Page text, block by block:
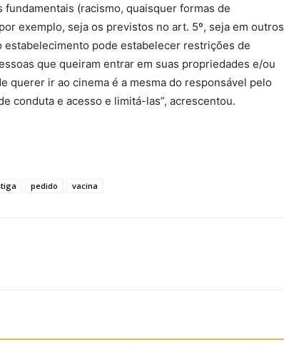
(racismo, quaisquer formas de
exemplo, seja os previstos no art. 5º, seja em outros
pode estabelecer restrições de
que queiram entrar em suas propriedades e/ou
querer ir ao cinema é a mesma do responsável pelo
conduta e acesso e limitá-las”, acrescentou.
pedido vacina